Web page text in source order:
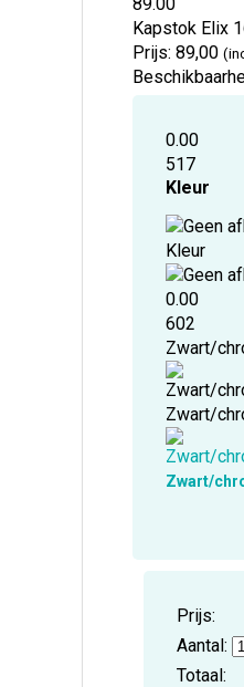
Kapstok Elix
Prijs: 89,00
0.00
517
Kleur
Kleur
0.00
602
Zwart/
Zwart/
Zwart/
Prijs:
Aantal:
Totaal: